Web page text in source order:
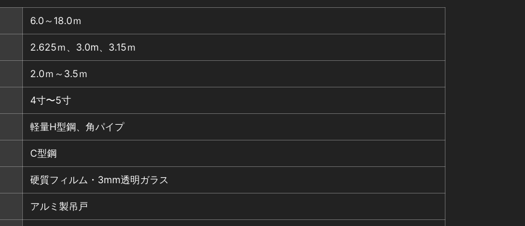
6.0～18.0ｍ
2.625ｍ、3.0m、3.15ｍ
2.0ｍ～3.5ｍ
4寸〜5寸
軽量H型鋼、角パイプ
C型鋼
硬質フィルム・3mm透明ガラス
アルミ製吊戸